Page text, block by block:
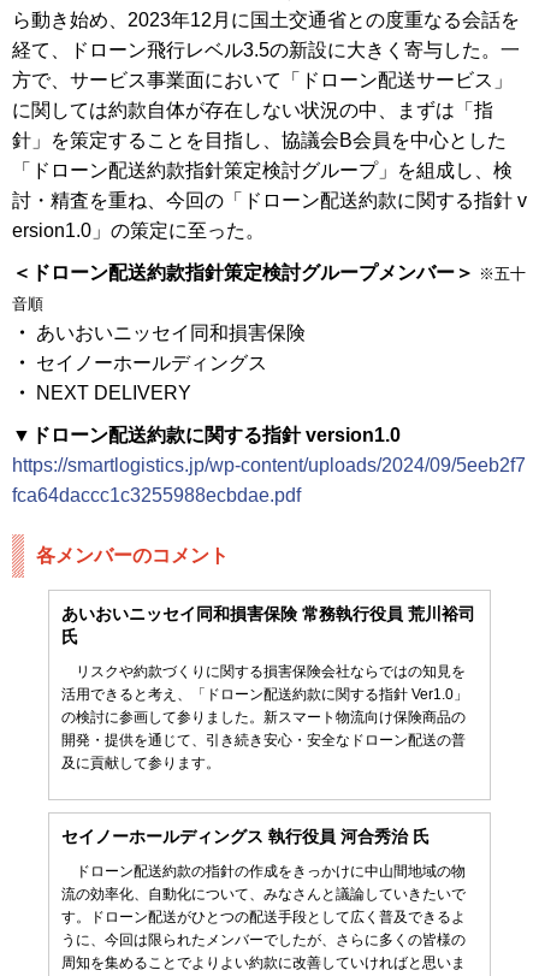
ら動き始め、2023年12月に国土交通省との度重なる会話を
経て、ドローン飛行レベル3.5の新設に大きく寄与した。一
方で、サービス事業面において「ドローン配送サービス」
に関しては約款自体が存在しない状況の中、まずは「指
針」を策定することを目指し、協議会B会員を中心とした
「ドローン配送約款指針策定検討グループ」を組成し、検
討・精査を重ね、今回の「ドローン配送約款に関する指針 v
ersion1.0」の策定に至った。
＜ドローン配送約款指針策定検討グループメンバー＞ ※五十
音順
・ あいおいニッセイ同和損害保険
・ セイノーホールディングス
・
NEXT DELIVERY
▼ドローン配送約款に関する指針 version1.0
https://smartlogistics.jp/wp-content/uploads/2024/09/5eeb2f7
fca64daccc1c3255988ecbdae.pdf
各メンバーのコメント
あいおいニッセイ同和損害保険 常務執行役員 荒川裕司
氏
リスクや約款づくりに関する損害保険会社ならではの知見を
活用できると考え、「ドローン配送約款に関する指針 Ver1.0」
の検討に参画して参りました。新スマート物流向け保険商品の
開発・提供を通じて、引き続き安心・安全なドローン配送の普
及に貢献して参ります。
セイノーホールディングス 執行役員 河合秀治 氏
ドローン配送約款の指針の作成をきっかけに中山間地域の物
流の効率化、自動化について、みなさんと議論していきたいで
す。ドローン配送がひとつの配送手段として広く普及できるよ
うに、今回は限られたメンバーでしたが、さらに多くの皆様の
周知を集めることでよりよい約款に改善していければと思いま